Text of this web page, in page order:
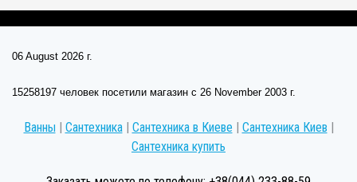
06 August 2026 г.
15258197 человек посетили магазин c 26 November 2003 г.
Ванны | Сантехника| Сантехника в Киеве | Сантехника Киев |
Сантехника купить